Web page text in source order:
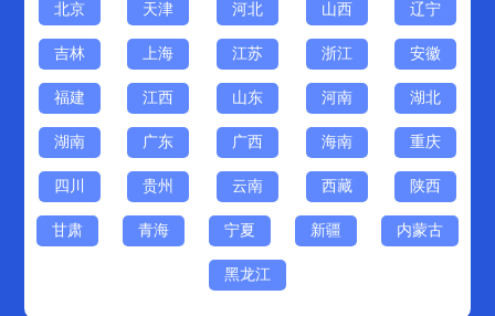
北京 天津 河北 山西 辽宁
吉林 上海 江苏 浙江 安徽
福建 江西 山东 河南 湖北
湖南 广东 广西 海南 重庆
四川 贵州 云南 西藏 陕西
甘肃 青海 宁夏 新疆 内蒙古
黑龙江